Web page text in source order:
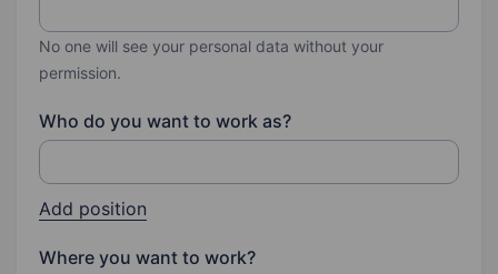
No one will see your personal data without your
permission.
Who do you want to work as?
Add position
Where you want to work?